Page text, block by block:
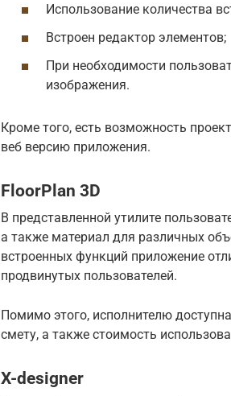
Использование количества
Встроен редактор элементов;
При необходимости
изображения.
Кроме того, есть возможность
веб версию приложения.
FloorPlan 3D
В представленной утилите
а также материал для различных
встроенных функций приложение
продвинутых пользователей.
Помимо этого, исполнителю
смету, а также стоимость
X-designer